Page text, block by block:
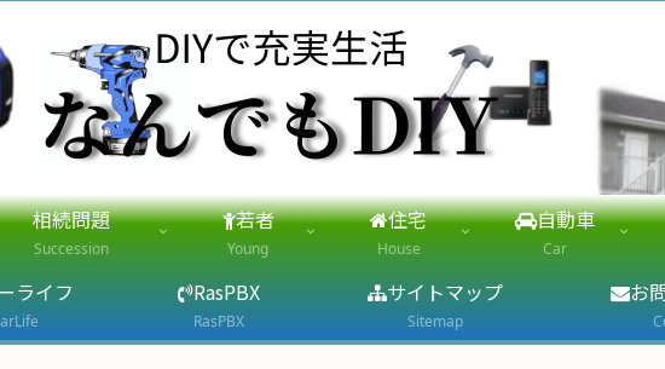
相続問題
Succession
若者
Young
住宅
House
自動車
Car
ライフ RasPBX
RasPBX
サイトマップ
Sitemap
お